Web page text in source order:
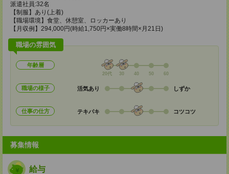
派遣社員:32名
【制服】あり(上着)
【職場環境】食堂、休憩室、ロッカーあり
【月収例】294,000円(時給1,750円×実働8時間×月21日)
職場の雰囲気
年齢層
20代 30 40 50 60
職場の様子 活気あり しずか
仕事の仕方 テキパキ コツコツ
募集情報
給与